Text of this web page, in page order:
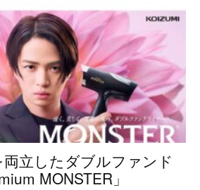
立したダブルファンド
MONSTER」